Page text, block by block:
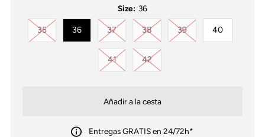
Size: 36
35Variante agotada o no disponible
36 37Variante agotada o no disponible
38Variante agotada o no
39Variante agotada o
40
41Variante agotada o no disponible
42Variante agotada o no
Entregas GRATIS en 24/72h*